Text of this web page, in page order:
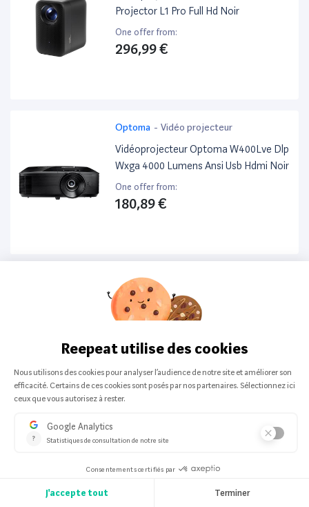
Projector L1 Pro Full Hd Noir
One offer from:
296,99 €
Optoma - Vidéo projecteur
Vidéoprojecteur Optoma W400Lve Dlp
Wxga 4000 Lumens Ansi Usb Hdmi Noir
One offer from:
180,89 €
Optoma- Vidéo projecteur
Vidéoprojecteur Nomade Optoma
Photon Life Ph31B Full Hd Noir
One offer from:
389,99 €
BenQ- Vidéo projecteur